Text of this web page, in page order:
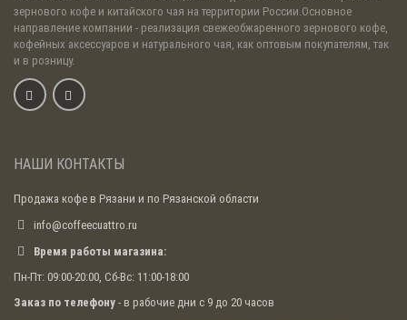
зернового кофе и китайского чая на территории России.Основное
направление компании - реализация свежеобжаренного зернового кофе,
кофейных аксессуаров и натурального чая, как оптовым покупателям, так
и в розницу.
НАШИ КОНТАКТЫ
Продажа кофе в Рязани и по Рязанской области
info@coffeecuattro.ru
Время работы магазина:
Пн-Пт: 09:00-20:00, Сб-Вс: 11:00-18:00
Заказ по телефону - в рабочие дни с 9 до 20 часов